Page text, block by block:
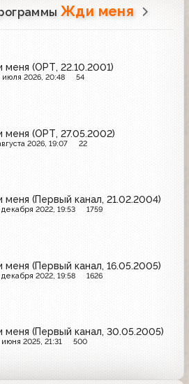
Жди меня
(ОРТ, 22.10.2001)
июля 2026, 20:48 54
(ОРТ, 27.05.2002)
2026, 19:07 22
(Первый канал, 21.02.2004)
декабря 2022, 19:53 1759
(Первый канал, 16.05.2005)
декабря 2022, 19:58 1626
(Первый канал, 30.05.2005)
июня 2025, 21:31 500